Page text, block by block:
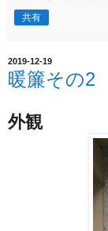
共有
2019-12-19
暖簾その2
外観